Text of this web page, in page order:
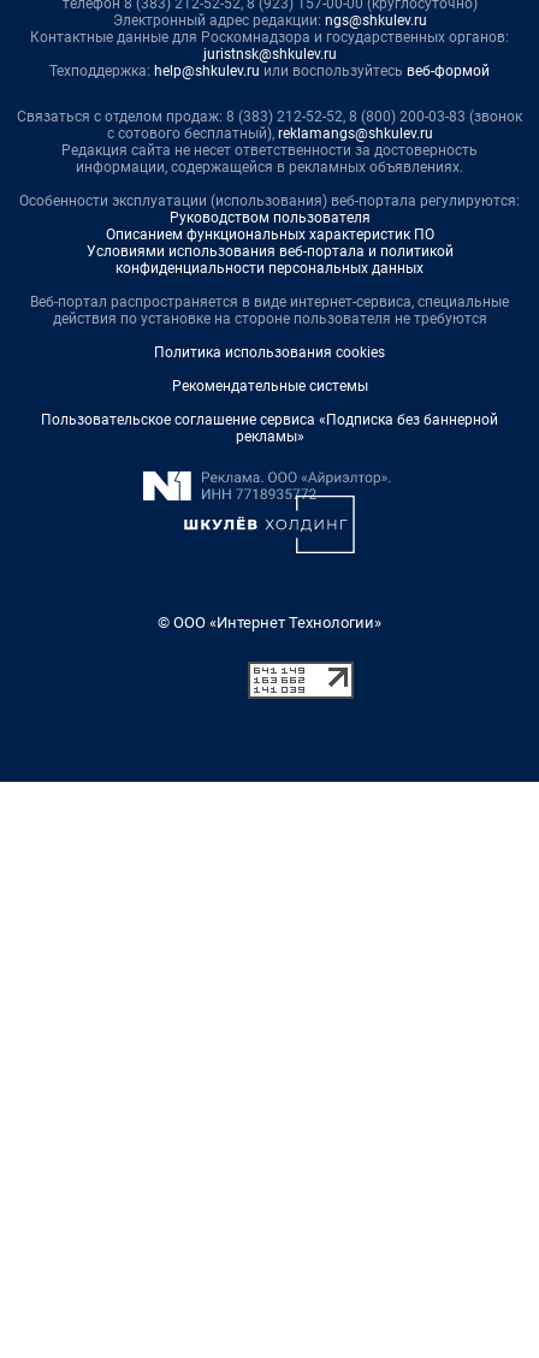
Электронный адрес редакции: ngs@shkulev.ru
Контактные данные для Роскомнадзора и государственных органов:
juristnsk@shkulev.ru
Техподдержка: help@shkulev.ru или воспользуйтесь веб-формой
Связаться с отделом продаж: 8 (383) 212-52-52, 8 (800) 200-03-83 (звонок
с сотового бесплатный), reklamangs@shkulev.ru
Редакция сайта не несет ответственности за достоверность
информации, содержащейся в рекламных объявлениях.
Особенности эксплуатации (использования) веб-портала регулируются:
Руководством пользователя
Описанием функциональных характеристик ПО
Условиями использования веб-портала и политикой
конфиденциальности персональных данных
Веб-портал распространяется в виде интернет-сервиса, специальные
действия по установке на стороне пользователя не требуются
Политика использования cookies
Рекомендательные системы
Пользовательское соглашение сервиса «Подписка без баннерной
рекламы»
© ООО «Интернет Технологии»